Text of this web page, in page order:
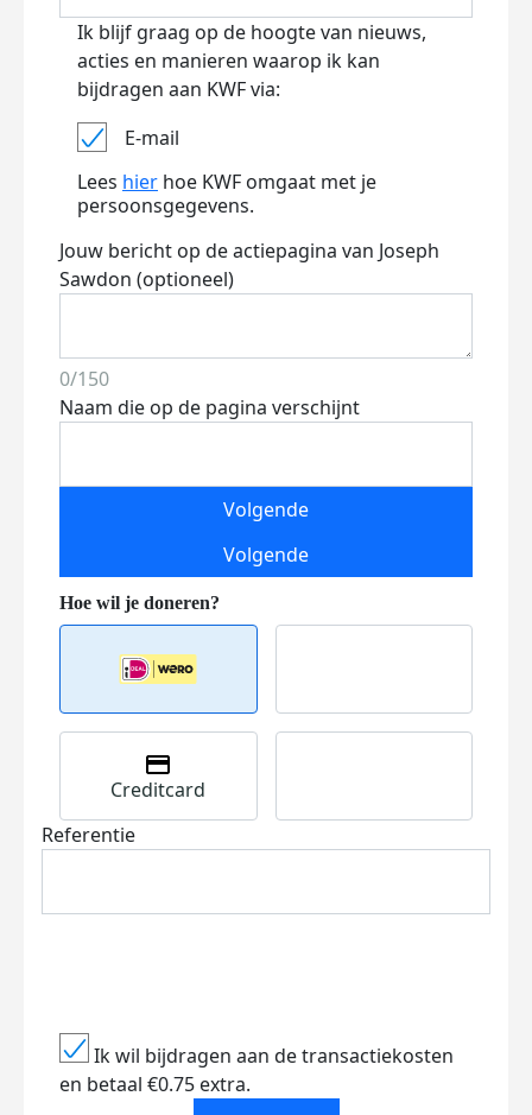
Ik blijf graag op de hoogte van nieuws,
acties en manieren waarop ik kan
bijdragen aan KWF via:
E-mail
Lees hier hoe KWF omgaat met je
persoonsgegevens.
Jouw bericht op de actiepagina van Joseph
Sawdon (optioneel)
0/150
Naam die op de pagina verschijnt
Volgende
Volgende
Creditcard
Referentie
Ik wil bijdragen aan de transactiekosten
en betaal €0.75 extra.